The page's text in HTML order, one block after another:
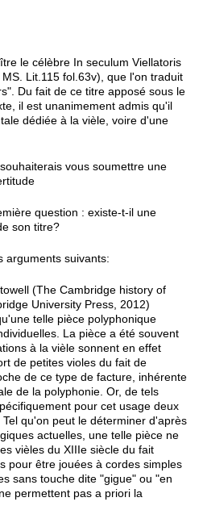
le célèbre In seculum Viellatoris
Lit.115 fol.63v), que l'on traduit
Du fait de ce titre apposé sous le
il est unanimement admis qu'il
dédiée à la vièle, voire d'une
vous soumettre une
question : existe-t-il une
son titre?
arguments suivants:
(The Cambridge history of
University Press, 2012)
telle pièce polyphonique
La pièce a été souvent
à la vièle sonnent en effet
de petites violes du fait de
de ce type de facture, inhérente
de la polyphonie. Or, de tels
pour cet usage deux
qu'on peut le déterminer d'après
actuelles, une telle pièce ne
vièles du XIIIe siècle du fait
pour être jouées à cordes simples
sans touche dite "gigue" ou "en
permettent pas a priori la